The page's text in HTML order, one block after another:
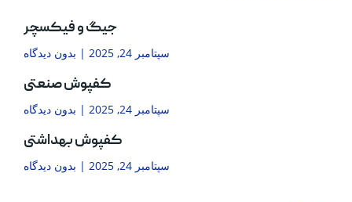
جیگ و فیکسچر
سپتامبر 24, 2025 بدون دیدگاه
کفپوش صنعتی
سپتامبر 24, 2025 بدون دیدگاه
کفپوش بهداشتی
سپتامبر 24, 2025 بدون دیدگاه